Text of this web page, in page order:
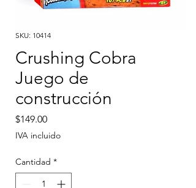
SKU: 10414
Crushing Cobra
Juego de
construcción
$149.00Precio
IVA incluido
Cantidad *